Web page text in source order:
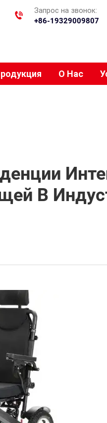
Запрос на звонок:
+86-19329009807
О Нас
В